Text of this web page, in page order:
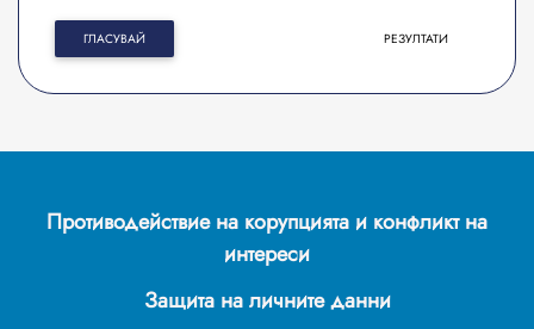
ГЛАСУВАЙ РЕЗУЛТАТИ
Противодействие на корупцията и конфликт на
интереси
Защита на личните данни